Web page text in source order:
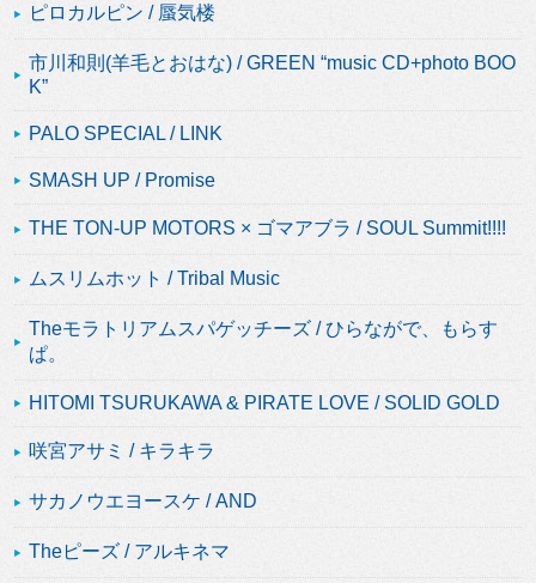
ピロカルピン / 蜃気楼
市川和則(羊毛とおはな) / GREEN “music CD+photo BOO
K”
PALO SPECIAL / LINK
SMASH UP / Promise
THE TON-UP MOTORS × ゴマアブラ / SOUL Summit!!!!
ムスリムホット / Tribal Music
Theモラトリアムスパゲッチーズ / ひらながで、もらす
ぱ。
HITOMI TSURUKAWA & PIRATE LOVE / SOLID GOLD
咲宮アサミ / キラキラ
サカノウエヨースケ / AND
Theピーズ / アルキネマ